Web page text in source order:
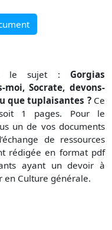
le sujet : Gorgias
Socrate, devons-
que tuplaisantes ?Ce
1 pages. Pour le
un de vos documents
de ressources
rédigée en format pdf
ayant un devoir à
en Culture générale.